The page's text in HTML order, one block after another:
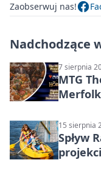
Zaobserwuj nas!
Nadchodzące
7 sierpnia
MTG
15 sierpnia
Spływ